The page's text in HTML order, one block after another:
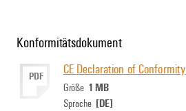
Konformitätsdokument
PDF CE Declaration of
Größe 1 MB
Sprache [DE]